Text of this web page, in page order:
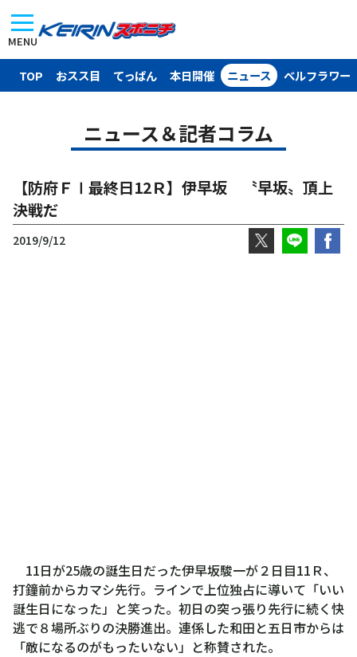
MENU
TOP おスス目 てっぱん 本日開催 ニュース ベルフラワー
ニュース＆記者コラム
【防府ＦⅠ最終日12Ｒ】伊早坂 〝早坂〟頂上
決戦だ
2019/9/12
11日が25歳の誕生日だった伊早坂駿一が２日目11Ｒ、
打鐘前からカマシ先行。ラインで上位独占に導いて「いい
誕生日になった」と笑った。初日の突っ張り先行に続く快
逃で８場所ぶりの決勝進出。連係した和田と五日市からは
「敵になるのがもったいない」と称賛された。